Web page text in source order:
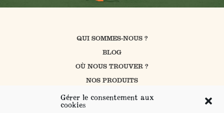
Gérer le consentement aux
cookies
QUI SOMMES-NOUS ?
BLOG
OÙ NOUS TROUVER ?
NOS PRODUITS
CUISINER AVEC PROSAIN
NOS ENGAGEMENTS